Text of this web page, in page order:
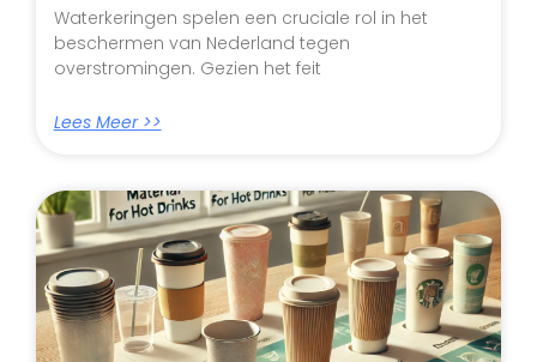
Waterkeringen spelen een cruciale rol in het
beschermen van Nederland tegen
overstromingen. Gezien het feit
Lees Meer >>